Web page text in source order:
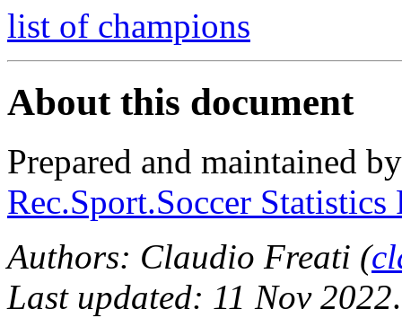
list of champions
About this document
Prepared and maintained
Rec.Sport.Soccer
Authors: Claudio Freati (
Last updated: 11 Nov 2022.